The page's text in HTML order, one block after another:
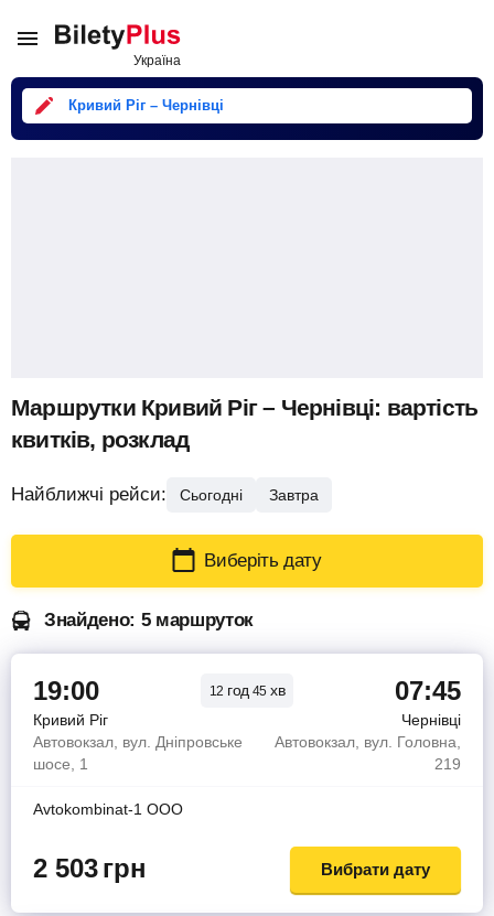
Кривий Ріг – Чернівці
Маршрутки Кривий Ріг – Чернівці: вартість
квитків, розклад
Найближчі рейси: Сьогодні Завтра
Виберіть дату
Знайдено: 5 маршруток
19:00 12 год 45 хв 07:45
Кривий Ріг
Чернівці
Автовокзал, вул. Дніпровське
шосе, 1
Автовокзал, вул. Головна,
219
Avtokombinat-1 OOO
2 503грн Вибрати дату